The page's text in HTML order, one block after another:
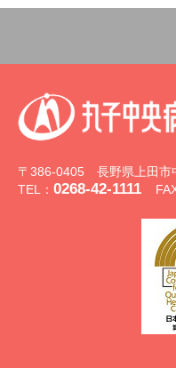
〒386-0405 長野県上田市
TEL： 0268-42-1111 FAX